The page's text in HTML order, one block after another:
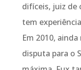
difíceis, juiz de
tem
Em 2010,
disputa para o